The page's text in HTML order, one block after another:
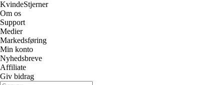
KvindeStjerner
Om os
Support
Medier
Markedsføring
Min konto
Nyhedsbreve
Affiliate
Giv bidrag